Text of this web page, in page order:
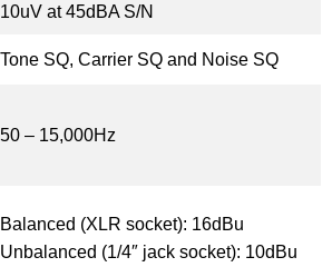
10uV at 45dBA S/N
Tone SQ, Carrier SQ and Noise SQ
50 – 15,000Hz
Balanced (XLR socket): 16dBu
Unbalanced (1/4″ jack socket): 10dBu